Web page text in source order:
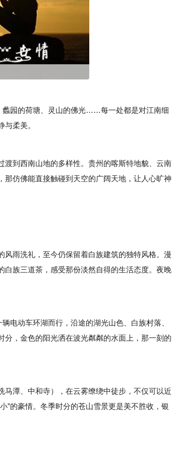
园的荷塘、灵山的佛光……每一处都是对江南细
柔美。
到西南山地的多样性。贵州的喀斯特地貌、云南
仿佛能直接触碰到天空的广阔天地，让人心旷神
雨洗礼，至今仍保留着白族建筑的独特风格。漫
族三道茶，感受那份淡然自得的生活态度。夜晚
动车环湖而行，沿途的湖光山色、白族村落、
，金色的阳光洒在波光粼粼的水面上，那一刻的
潭、中和寺），在云雾缭绕中徒步，不仅可以近
”的豪情。冬季时分的苍山雪景更是美不胜收，银